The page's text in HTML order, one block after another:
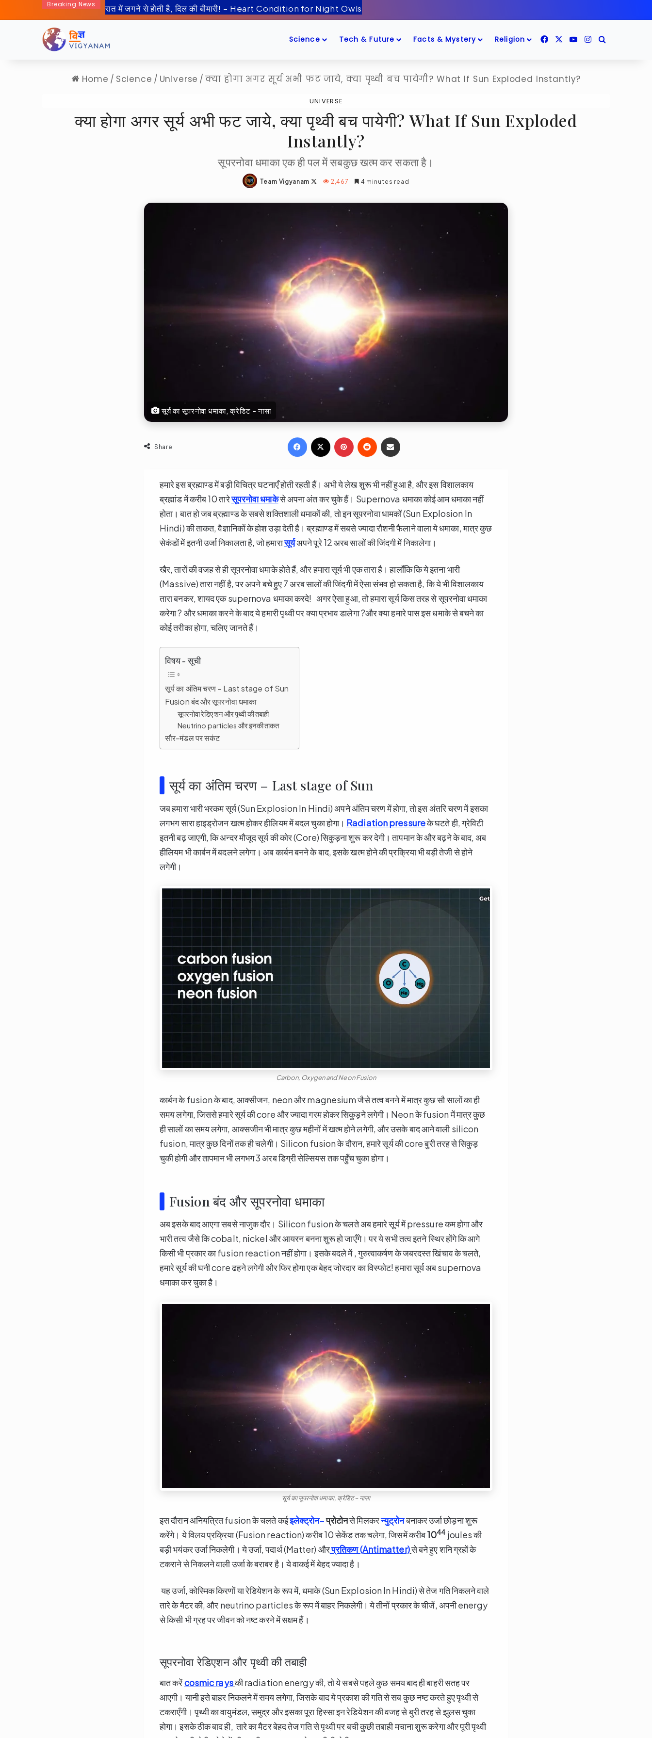
Breaking News
50 साल बाद इंसान जा रहा हैं चाँद के पास! – Artemis-2 Mission Launch
Science Tech & Future Facts & Mystery Religion FacebookYouTubeInstagram
Home / Science / Universe / क्या होगा अगर सूर्य अभी फट जाये, क्या पृथ्वी बच पायेगी? What If Sun Exploded Instantly?
UNIVERSE
क्या होगा अगर सूर्य अभी फट जाये, क्या पृथ्वी बच पायेगी? What If Sun Exploded
Instantly?
सूपरनोवा धमाका एक ही पल में सबकुछ खत्म कर सकता है।
Team Vigyanam
Follow
X
2,467 4 minutes read
सूर्य का सूपरनोवा धमाका, क्रेडिट - नासा
Share
Facebook Pinterest
Reddit
हमारे इस ब्रह्माण्ड में बड़ी विचित्र घटनाएँ होती रहती हैं। अभी ये लेख शुरू भी नहीं हुआ है, और इस विशालकाय
ब्रह्मांड में करीब 10 तारेसूपरनोवा धमाकेसे अपना अंत कर चुके हैं। Supernova धमाका कोई आम धमाका नहीं
होता। बात हो जब ब्रह्माण्ड के सबसे शक्तिशाली धमाकों की, तो इन सूपरनोवा धामकों (Sun Explosion In
Hindi) की ताकत, वैज्ञानिकों के होश उड़ा देती है। ब्रह्माण्ड में सबसे ज्यादा रौशनी फैलाने वाला ये धमाका, मात्र कुछ
सेकंडों में इतनी उर्जा निकालता है, जो हमारासूर्यअपने पूरे 12 अरब सालों की जिंदगी में निकालेगा।
खैर, तारों की वजह से ही सूपरनोवा धमाके होते हैं, और हमारा सूर्य भी एक तारा है। हालाँकि कि ये इतना भारी
(Massive) तारा नहीं है, पर अपने बचे हुए 7 अरब सालों की जिंदगी में ऐसा संभव हो सकता है, कि ये भी विशालकाय
तारा बनकर, शायद एक supernova धमाका करदे! अगर ऐसा हुआ, तो हमारा सूर्य किस तरह से सूपरनोवा धमाका
करेगा ? और धमाका करने के बाद ये हमारी पृथ्वी पर क्या प्रभाव डालेगा ?और क्या हमारे पास इस धमाके से बचने का
कोई तरीका होगा, चलिए जानते हैं।
विषय - सूची
सूर्य का अंतिम चरण – Last stage of Sun
Fusion बंद और सूपरनोवा धमाका
सूपरनोवा रेडिएशन और पृथ्वी की तबाही
Neutrino particles और इनकी ताकत
सौर-मंडल पर सकंट
सूर्य का अंतिम चरण – Last stage of Sun
जब हमारा भारी भरकम सूर्य (Sun Explosion In Hindi) अपने अंतिम चरण में होगा, तो इस अंतरि चरण में इसका
लगभग सारा हाइड्रोजन खत्म होकर हीलियम में बदल चुका होगा। Radiation pressureके घटते ही, ग्रेविटी
इतनी बढ़ जाएगी, कि अन्दर मौजूद सूर्य की कोर (Core) सिकुड़ना शुरू कर देगी। तापमान के और बढ़ने के बाद, अब
हीलियम भी कार्बन में बदलने लगेगा। अब कार्बन बनने के बाद, इसके खत्म होने की प्रक्रिया भी बड़ी तेजी से होने
लगेगी।
Carbon, Oxygen and Neon Fusion
कार्बन के fusion के बाद, आक्सीजन, neon और magnesium जैसे तत्व बनने में मात्र कुछ सौ सालों का ही
समय लगेगा, जिससे हमारे सूर्य की core और ज्यादा गरम होकर सिकुड़ने लगेगी। Neon के fusion में मात्र कुछ
ही सालों का समय लगेगा, आक्सजीन भी मात्र कुछ महीनों में खत्म होने लगेगी, और उसके बाद आने वाली silicon
fusion, मात्र कुछ दिनों तक ही चलेगी। Silicon fusion के दौरान, हमारे सूर्य की core बुरी तरह से सिकुड़
चुकी होगी और तापमान भी लगभग 3 अरब डिग्री सेल्सियस तक पहुँच चुका होगा।
Fusion बंद और सूपरनोवा धमाका
अब इसके बाद आएगा सबसे नाजुक दौर। Silicon fusion के चलते अब हमारे सूर्य में pressure कम होगा और
भारी तत्व जैसे कि cobalt, nickel और आयरन बनना शुरू हो जाएँगे। पर ये सभी तत्व इतने स्थिर होंगे कि आगे
किसी भी प्रकार का fusion reaction नहीं होगा। इसके बदले में , गुरुत्वाकर्षण के जबरदस्त खिंचाव के चलते,
हमारे सूर्य की घनी core ढहने लगेगी और फिर होगा एक बेहद जोरदार का विस्फोट! हमारा सूर्य अब supernova
धमाका कर चुका है।
सूर्य का सूपरनोवा धमाका, क्रेडिट – नासा
इस दौरान अनियत्रित fusion के चलते कईइलेक्ट्रोन–प्रोटोनसे मिलकरन्युट्रोनबनाकर उर्जा छोड़ना शुरू
करेंगे। ये विलय प्रक्रिया (Fusion reaction) करीब 10 सेकेंड तक चलेगा, जिसमें करीब1044 joules की
बड़ी भयंकर उर्जा निकलेगी। ये उर्जा, पदार्थ (Matter) औरप्रतिकण (Antimatter)से बने हुए शनि ग्रहों के
टकराने से निकलने वाली उर्जा के बराबर है। ये वाकई में बेहद ज्यादा है।
यह उर्जा, कोस्मिक किरणों या रेडियेशन के रूप में, धमाके (Sun Explosion In Hindi) से तेज गति निकलने वाले
तारे के मैटरकी, और neutrino particles के रूप में बाहर निकलेगी। ये तीनों प्रकार के चीजें, अपनी energy
से किसी भी ग्रह पर जीवन को नष्ट करने में सक्षम हैं।
सूपरनोवा रेडिएशन और पृथ्वी की तबाही
बात करेंcosmic raysकी radiation energy की, तो ये सबसे पहले कुछ समय बाद ही बाहरी सतह पर
आएगी। यानी इसे बाहर निकलने में समय लगेगा, जिसके बाद ये प्रकाश की गति से सब कुछ नष्ट करते हुए पृथ्वी से
टकराएँगी। पृथ्वी का वायुमंडल, समुद्र और इसका पूरा हिस्सा इन रेडियेशन की वजह से बुरी तरह से झुलस चुका
होगा। इसके ठीक बाद ही, तारे का मैटर बेहद तेज गति से पृथ्वी पर बची कुछी तबाही मचाना शुरू करेगा और पूरी पृथ्वी